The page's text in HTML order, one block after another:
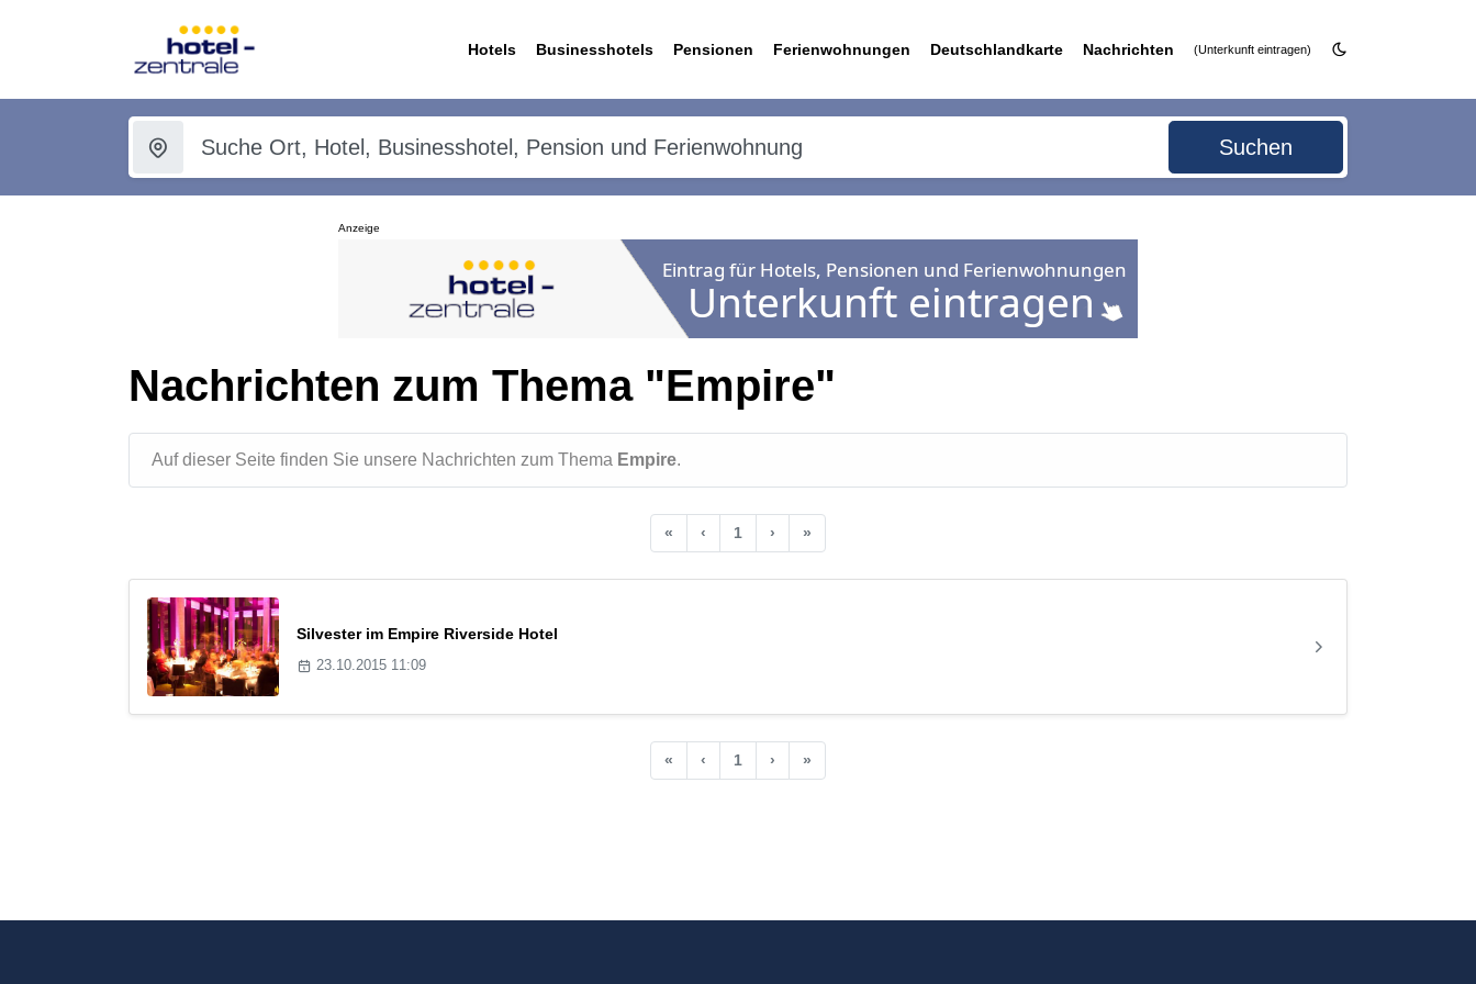
Hotels Businesshotels Pensionen Ferienwohnungen Deutschlandkarte Nachrichten (Unterkunft eintragen)
Suchen
Anzeige
Nachrichten zum Thema "Empire"
Auf dieser Seite finden Sie unsere Nachrichten zum Thema Empire.
« ‹ 1 › »
Silvester im Empire Riverside Hotel
23.10.2015 11:09
« ‹ 1 › »